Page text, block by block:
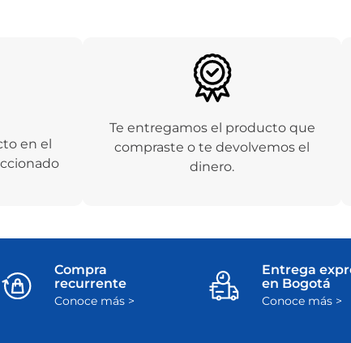
en el
Te entregamos el producto que
compraste o te devolvemos el
dinero.
Compra
recurrente
Conoce más >
Entrega
en Bogotá
Conoce más >